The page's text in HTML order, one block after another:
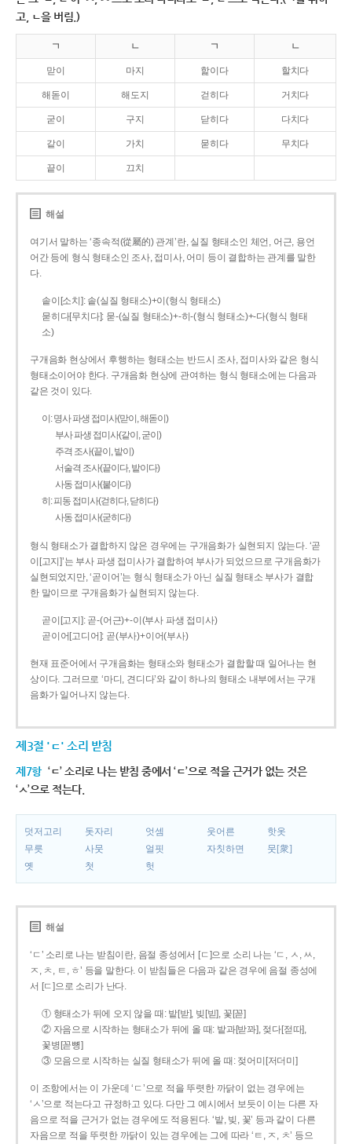
고, ㄴ을 버림.)
ㄱ ㄴ ㄱ ㄴ
맏이 마지 핥이다 할치다
해돋이 해도지 걷히다 거치다
굳이 구지 닫히다 다치다
같이 가치 묻히다 무치다
끝이 끄치
해설
여기서 말하는 ‘종속적(從屬的) 관계’란, 실질 형태소인 체언, 어근, 용언
어간 등에 형식 형태소인 조사, 접미사, 어미 등이 결합하는 관계를 말한
다.
솥이[소치]: 솥(실질 형태소)+이(형식 형태소)
묻히다[무치다]: 묻­-(실질 형태소)+­-히­-(형식 형태소)+-다(형식 형태
소)
구개음화 현상에서 후행하는 형태소는 반드시 조사, 접미사와 같은 형식
형태소이어야 한다. 구개음화 현상에 관여하는 형식 형태소에는 다음과
같은 것이 있다.
이: 명사 파생 접미사(맏이, 해돋이)
부사 파생 접미사(같이, 굳이)
주격 조사(끝이, 밭이)
서술격 조사(끝이다, 밭이다)
사동 접미사(붙이다)
히: 피동 접미사(걷히다, 닫히다)
사동 접미사(굳히다)
형식 형태소가 결합하지 않은 경우에는 구개음화가 실현되지 않는다. ‘곧
이[고지]’는 부사 파생 접미사가 결합하여 부사가 되었으므로 구개음화가
실현되었지만, ‘곧이어’는 형식 형태소가 아닌 실질 형태소 부사가 결합
한 말이므로 구개음화가 실현되지 않는다.
곧이[고지]: 곧-­(어근)+­-이(부사 파생 접미사)
곧이어[고디어]: 곧(부사)+이어(부사)
현재 표준어에서 구개음화는 형태소와 형태소가 결합할 때 일어나는 현
상이다. 그러므로 ‘마디, 견디다’와 같이 하나의 형태소 내부에서는 구개
음화가 일어나지 않는다.
제3절 'ㄷ' 소리 받침
제7항 ‘ㄷ’ 소리로 나는 받침 중에서 ‘ㄷ’으로 적을 근거가 없는 것은
‘ㅅ’으로 적는다.
덧저고리 돗자리 엇셈 웃어른
핫옷
무릇
사뭇 얼핏 자칫하면
뭇[衆]
옛
첫 헛
해설
‘ㄷ’ 소리로 나는 받침이란, 음절 종성에서 [ㄷ]으로 소리 나는 ‘ㄷ, ㅅ, ㅆ,
ㅈ, ㅊ, ㅌ, ㅎ’ 등을 말한다. 이 받침들은 다음과 같은 경우에 음절 종성에
서 [ㄷ]으로 소리가 난다.
① 형태소가 뒤에 오지 않을 때: 밭[받], 빚[빋], 꽃[꼳]
② 자음으로 시작하는 형태소가 뒤에 올 때: 밭과[받꽈], 젖다[젇따],
꽃병[꼳뼝]
③ 모음으로 시작하는 실질 형태소가 뒤에 올 때: 젖어미[저더미]
이 조항에서는 이 가운데 ‘ㄷ’으로 적을 뚜렷한 까닭이 없는 경우에는
‘ㅅ’으로 적는다고 규정하고 있다. 다만 그 예시에서 보듯이 이는 다른 자
음으로 적을 근거가 없는 경우에도 적용된다. ‘밭, 빚, 꽃’ 등과 같이 다른
자음으로 적을 뚜렷한 까닭이 있는 경우에는 그에 따라 ‘ㅌ, ㅈ, ㅊ’ 등으